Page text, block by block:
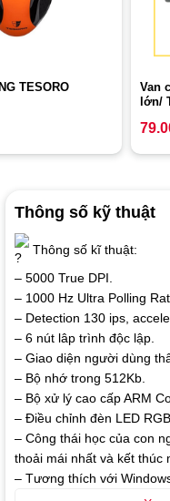
TESORO
Van
lớn/
Thông số kỹ thuật
Thông số kĩ thuật:
– 5000 True DPI.
– 1000 Hz Ultra Polling
– Detection 130 ips,
– 6 nút lâp trình độc lập.
– Giao diện người dùng
– Bộ nhớ trong 512Kb.
– Bộ xử lý cao cấp ARM
– Điều chỉnh đèn LED RGB.
– Công thái học của con
thoải mái nhất và kết thúc
– Tương thích với